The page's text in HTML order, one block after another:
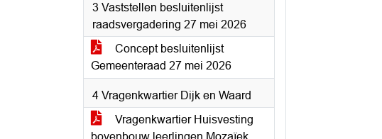
3 Vaststellen besluitenlijst
raadsvergadering 27 mei 2026
Concept besluitenlijst
Gemeenteraad 27 mei 2026
4 Vragenkwartier Dijk en Waard
Vragenkwartier Huisvesting
bovenbouw leerlingen Mozaïek